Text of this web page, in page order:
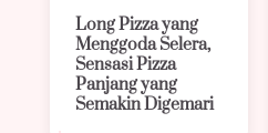
Long Pizza yang
Menggoda Selera,
Sensasi Pizza
Panjang yang
Semakin Digemari